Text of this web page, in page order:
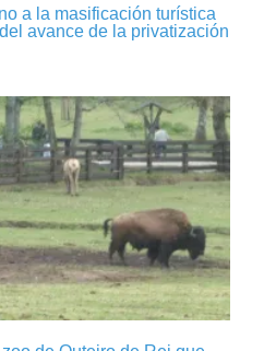
a la masificación turística
avance de la privatización